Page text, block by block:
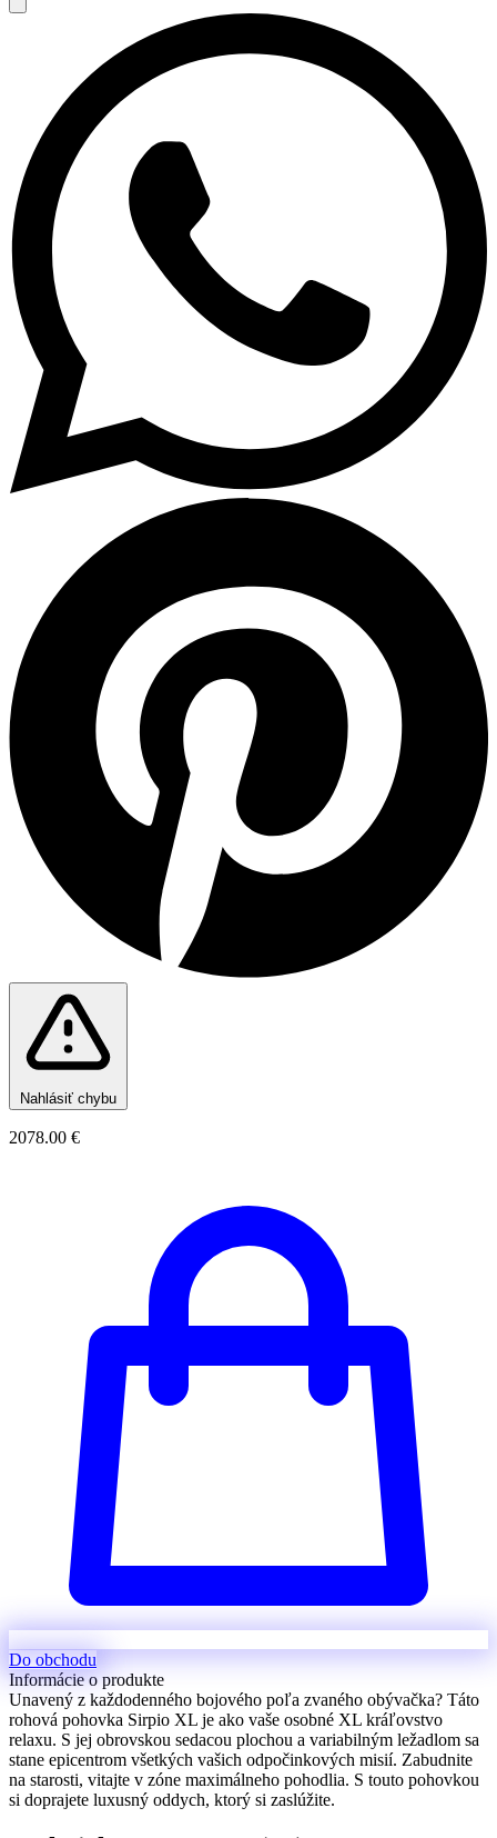
Nahlásiť chybu
2078.00 €
Do obchodu
Informácie o produkte
Unavený z každodenného bojového poľa zvaného obývačka? Táto
rohová pohovka Sirpio XL je ako vaše osobné XL kráľovstvo
relaxu. S jej obrovskou sedacou plochou a variabilným ležadlom sa
stane epicentrom všetkých vašich odpočinkových misií. Zabudnite
na starosti, vitajte v zóne maximálneho pohodlia. S touto pohovkou
si doprajete luxusný oddych, ktorý si zaslúžite.